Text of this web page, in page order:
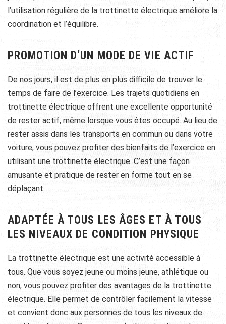
l’utilisation régulière de la trottinette électrique améliore la
coordination et l’équilibre.
PROMOTION D’UN MODE DE VIE ACTIF
De nos jours, il est de plus en plus difficile de trouver le
temps de faire de l’exercice. Les trajets quotidiens en
trottinette électrique offrent une excellente opportunité
de rester actif, même lorsque vous êtes occupé. Au lieu de
rester assis dans les transports en commun ou dans votre
voiture, vous pouvez profiter des bienfaits de l’exercice en
utilisant une trottinette électrique. C’est une façon
amusante et pratique de rester en forme tout en se
déplaçant.
ADAPTÉE À TOUS LES ÂGES ET À TOUS
LES NIVEAUX DE CONDITION PHYSIQUE
La trottinette électrique est une activité accessible à
tous. Que vous soyez jeune ou moins jeune, athlétique ou
non, vous pouvez profiter des avantages de la trottinette
électrique. Elle permet de contrôler facilement la vitesse
et convient donc aux personnes de tous les niveaux de